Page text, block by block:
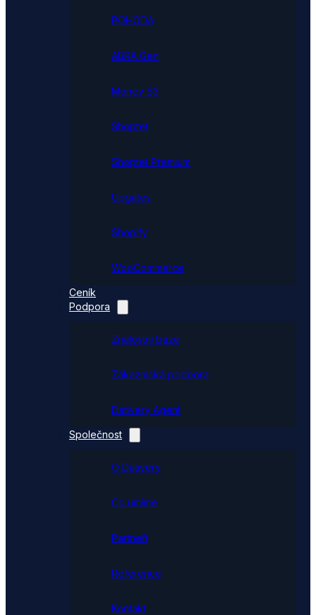
POHODA
ABRA Gen
Money S3
Shoptet
Shoptet Premium
Upgates
Shopify
WooCommerce
Ceník
Podpora
Znalostní báze
Zákaznická podpora
Dativery Agent
Společnost
O Dativery
Co umíme
Partneři
Reference
Kontakt